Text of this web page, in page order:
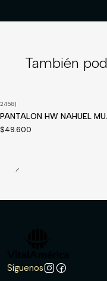
También
2458|
PANTALON HW NAHUEL
$49.600
Síguenos